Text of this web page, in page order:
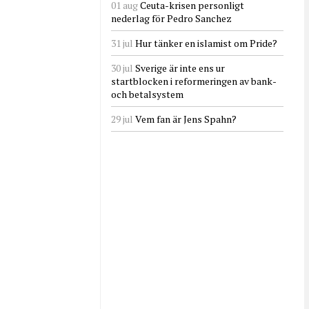
01 augCeuta-krisen personligt
nederlag för Pedro Sanchez
31 jul Hur tänker en islamist om Pride?
30 jul Sverige är inte ens ur
startblocken i reformeringen av bank-
och betalsystem
29 jul Vem fan är Jens Spahn?